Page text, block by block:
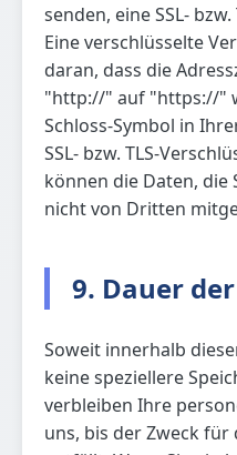
senden, eine SSL-
Eine verschlüsselte
daran, dass die
"http://" auf "https://"
Schloss-Symbol in
SSL- bzw. TLS-
können die Daten, die
nicht von Dritten
9. Dauer
Soweit innerhalb
keine speziellere
verbleiben Ihre
uns, bis der Zweck